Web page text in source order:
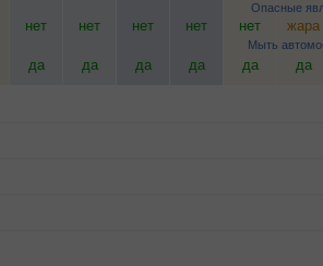
Опасные
Мыть
нет нет нет нет нет жара
да да да да да да